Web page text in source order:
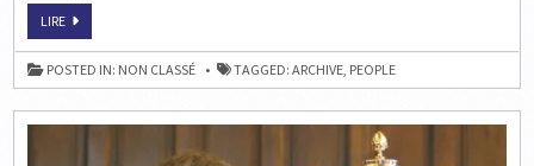
LIRELA
À
LA
QUESTION
PEOPLE
POSTED IN: NON CLASSÉ TAGGED:ARCHIVE PEOPLE